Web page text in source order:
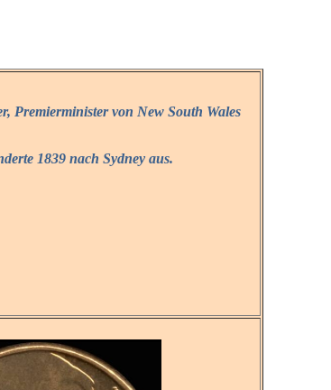
Premierminister von New South Wales
1839 nach Sydney aus.